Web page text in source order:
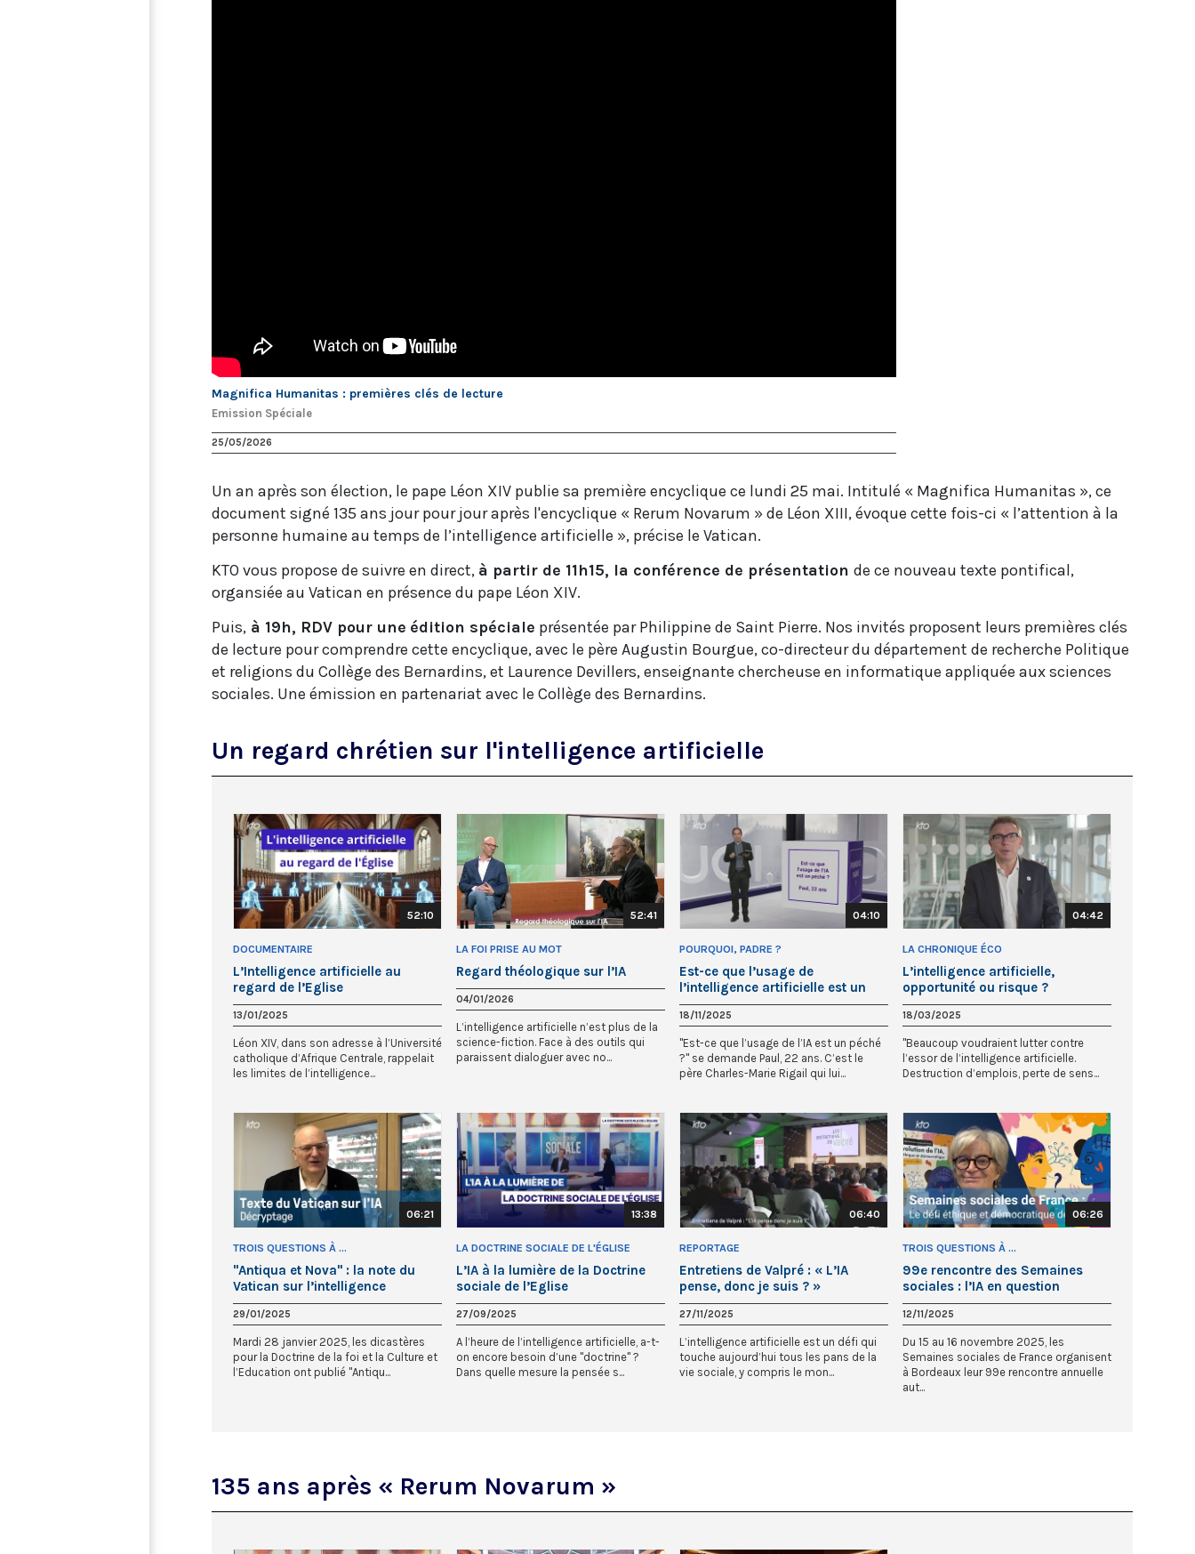
Magnifica Humanitas : premières clés de lecture
Emission Spéciale
25/05/2026
Un an après son élection, le pape Léon XIV publie sa première encyclique ce lundi 25 mai. Intitulé « Magnifica Humanitas », ce
document signé 135 ans jour pour jour après l'encyclique « Rerum Novarum » de Léon XIII, évoque cette fois-ci « l’attention à la
personne humaine au temps de l’intelligence artificielle », précise le Vatican.
KTO vous propose de suivre en direct, à partir de 11h15, la conférence de présentation de ce nouveau texte pontifical,
organsiée au Vatican en présence du pape Léon XIV.
Puis, à 19h, RDV pour une édition spéciale présentée par Philippine de Saint Pierre. Nos invités proposent leurs premières clés
de lecture pour comprendre cette encyclique, avec le père Augustin Bourgue, co-directeur du département de recherche Politique
et religions du Collège des Bernardins, et Laurence Devillers, enseignante chercheuse en informatique appliquée aux sciences
sociales. Une émission en partenariat avec le Collège des Bernardins.
Un regard chrétien sur l'intelligence artificielle
52:10
DOCUMENTAIRE
L’Intelligence artificielle au
regard de l’Eglise
13/01/2025
Léon XIV, dans son adresse à l’Université
catholique d’Afrique Centrale, rappelait
les limites de l’intelligence...
52:41
LA FOI PRISE AU MOT
Regard théologique sur l’IA
04/01/2026
L’intelligence artificielle n’est plus de la
science-fiction. Face à des outils qui
paraissent dialoguer avec no...
04:10
POURQUOI, PADRE ?
Est-ce que l’usage de
l’intelligence artificielle est un
péché ?
18/11/2025
"Est-ce que l’usage de l’IA est un péché
?" se demande Paul, 22 ans. C’est le
père Charles-Marie Rigail qui lui...
04:42
LA CHRONIQUE ÉCO
L’intelligence artificielle,
opportunité ou risque ?
18/03/2025
"Beaucoup voudraient lutter contre
l’essor de l’intelligence artificielle.
Destruction d’emplois, perte de sens...
06:21
TROIS QUESTIONS À ...
"Antiqua et Nova" : la note du
Vatican sur l’intelligence
artificielle
29/01/2025
Mardi 28 janvier 2025, les dicastères
pour la Doctrine de la foi et la Culture et
l’Education ont publié "Antiqu...
13:38
LA DOCTRINE SOCIALE DE L'ÉGLISE
L’IA à la lumière de la Doctrine
sociale de l’Eglise
27/09/2025
A l’heure de l’intelligence artificielle, a-t-
on encore besoin d’une "doctrine" ?
Dans quelle mesure la pensée s...
06:40
REPORTAGE
Entretiens de Valpré : « L’IA
pense, donc je suis ? »
27/11/2025
L’intelligence artificielle est un défi qui
touche aujourd’hui tous les pans de la
vie sociale, y compris le mon...
06:26
TROIS QUESTIONS À ...
99e rencontre des Semaines
sociales : l’IA en question
12/11/2025
Du 15 au 16 novembre 2025, les
Semaines sociales de France organisent
à Bordeaux leur 99e rencontre annuelle
aut...
135 ans après « Rerum Novarum »